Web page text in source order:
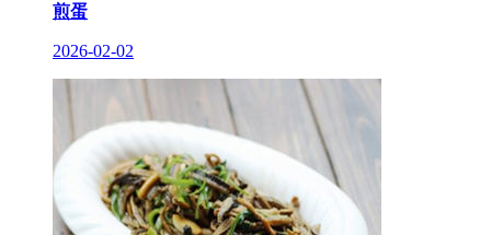
煎蛋
2026-02-02